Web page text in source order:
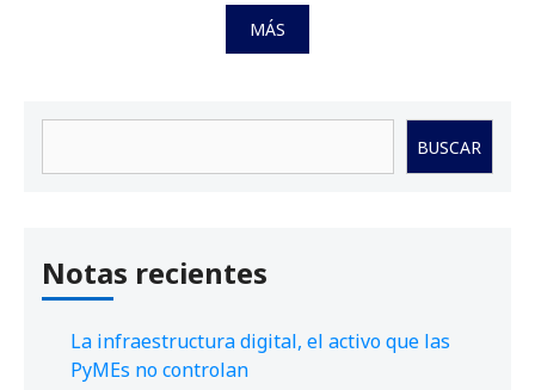
MÁS
BUSCAR
Notas recientes
La infraestructura digital, el activo que las
PyMEs no controlan